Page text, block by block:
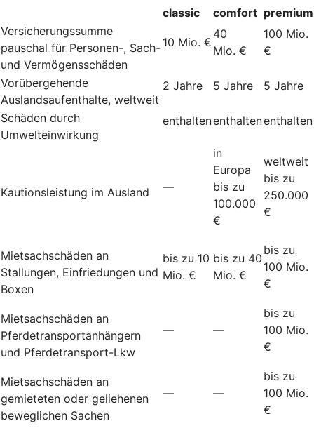
classic comfort premium
Versicherungssumme
pauschal für Personen-, Sach-
und Vermögensschäden
10 Mio. €
40
Mio. €
100 Mio.
€
Vorübergehende
Auslandsaufenthalte, weltweit
2 Jahre 5 Jahre 5 Jahre
Schäden durch
Umwelteinwirkung
enthaltenenthaltenenthalten
Kautionsleistung im Ausland —
in
Europa
bis zu
100.000
€
weltweit
bis zu
250.000
€
Mietsachschäden an
Stallungen, Einfriedungen und
Boxen
bis zu 10
Mio. €
bis zu 40
Mio. €
bis zu
100 Mio.
€
Mietsachschäden an
Pferdetransportanhängern
und Pferdetransport-Lkw
— —
bis zu
100 Mio.
€
Mietsachschäden an
gemieteten oder geliehenen
beweglichen Sachen
— —
bis zu
100 Mio.
€